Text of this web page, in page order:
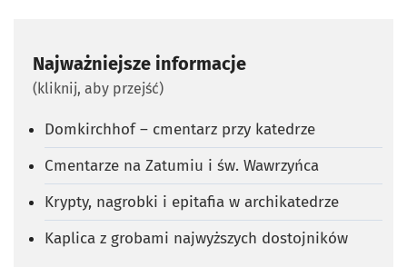
Najważniejsze informacje
(kliknij, aby przejść)
Domkirchhof – cmentarz przy katedrze
Cmentarze na Zatumiu i św. Wawrzyńca
Krypty, nagrobki i epitafia w archikatedrze
Kaplica z grobami najwyższych dostojników